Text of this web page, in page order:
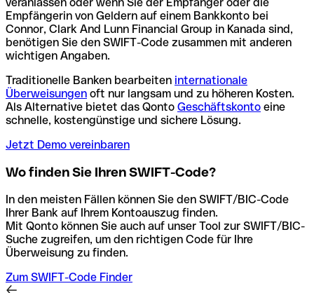
veranlassen oder wenn Sie der Empfänger oder die
Empfängerin von Geldern auf einem Bankkonto bei
Connor, Clark And Lunn Financial Group in Kanada sind,
benötigen Sie den SWIFT-Code zusammen mit anderen
wichtigen Angaben.
Traditionelle Banken bearbeiten internationale
Überweisungen oft nur langsam und zu höheren Kosten.
Als Alternative bietet das Qonto Geschäftskonto eine
schnelle, kostengünstige und sichere Lösung.
Jetzt Demo vereinbaren
Wo finden Sie Ihren SWIFT-Code?
In den meisten Fällen können Sie den SWIFT/BIC-Code
Ihrer Bank auf Ihrem Kontoauszug finden.
Mit Qonto können Sie auch auf unser Tool zur SWIFT/BIC-
Suche zugreifen, um den richtigen Code für Ihre
Überweisung zu finden.
Zum SWIFT-Code Finder